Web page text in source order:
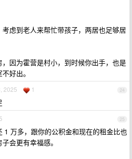
虑到老人来帮忙带孩子，两居也足够居
因为霍营是村小，到时候你出手，也是
好出。
24
2025 1
25
1 万多，跟你的公积金和现在的租金比也
会更有幸福感。